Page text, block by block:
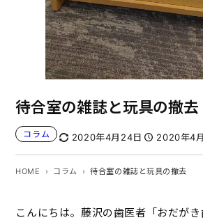
待合室の雑誌と玩具の撤去
コラム 2020年4月24日 2020年4
HOME コラム 待合室の雑誌と玩具の撤去
こんにちは。藤沢の歯医者「おだがき